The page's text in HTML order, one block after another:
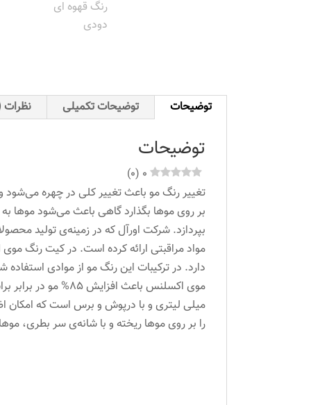
توضیحات توضیحات تکمیلی نظرات
توضیحات
0
(
0
)
تغییر رنگ مو باعث تغییر کلی در چهره ‌می‌شود
بر روی موها بگذارد گاهی باعث می‌شود موها به
بپردازد. شرکت اورآل که در زمینه‌ی تولید
مواد مراقبتی ارائه کرده است. در کیت رنگ
دارد. در ترکیبات این رنگ مو از موادی
میلی لیتری و با درپوش و برس است که امکان
را بر روی موها ریخته و با شانه‌ی سر بطری،